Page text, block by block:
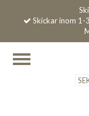
Skickar inom 1-